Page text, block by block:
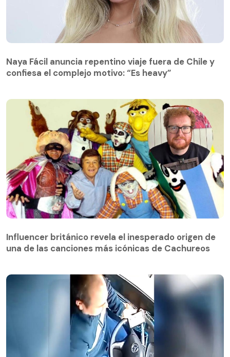
Naya Fácil anuncia repentino viaje fuera de Chile y
confiesa el complejo motivo: “Es heavy”
Influencer británico revela el inesperado origen de
una de las canciones más icónicas de Cachureos